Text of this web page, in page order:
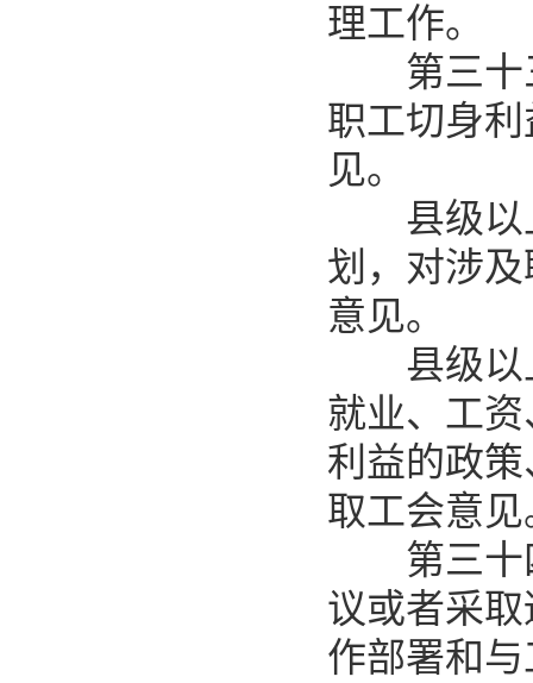
理工作。
第三十三
职工切身
见。
县级以上
划，对涉
意见。
县级以上
就业、工
利益的政
取工会意见
第三十四
议或者采
作部署和